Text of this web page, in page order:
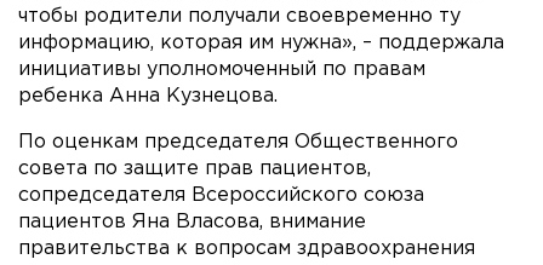
чтобы родители получали своевременно ту
информацию, которая им нужна», – поддержала
инициативы уполномоченный по правам
ребенка Анна Кузнецова.
По оценкам председателя Общественного
совета по защите прав пациентов,
сопредседателя Всероссийского союза
пациентов Яна Власова, внимание
правительства к вопросам здравоохранения